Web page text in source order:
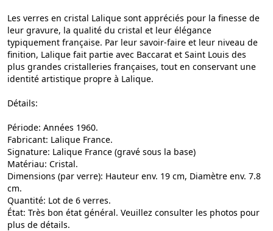
Les verres en cristal Lalique sont appréciés pour la finesse de
leur gravure, la qualité du cristal et leur élégance
typiquement française. Par leur savoir-faire et leur niveau de
finition, Lalique fait partie avec Baccarat et Saint Louis des
plus grandes cristalleries françaises, tout en conservant une
identité artistique propre à Lalique.
Détails:
Période: Années 1960.
Fabricant: Lalique France.
Signature: Lalique France (gravé sous la base)
Matériau: Cristal.
Dimensions (par verre): Hauteur env. 19 cm, Diamètre env. 7.8
cm.
Quantité: Lot de 6 verres.
État: Très bon état général. Veuillez consulter les photos pour
plus de détails.